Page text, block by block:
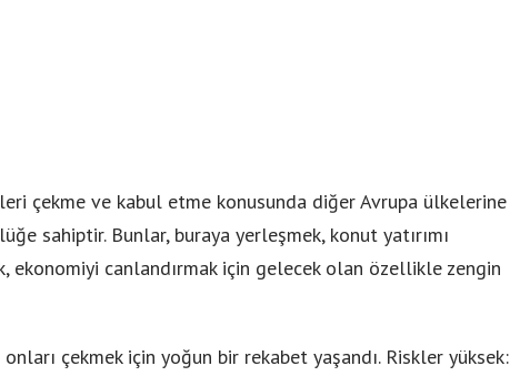
çekme ve kabul etme konusunda diğer Avrupa ülkelerine
sahiptir. Bunlar, buraya yerleşmek, konut yatırımı
ekonomiyi canlandırmak için gelecek olan özellikle zengin
çekmek için yoğun bir rekabet yaşandı. Riskler yüksek: